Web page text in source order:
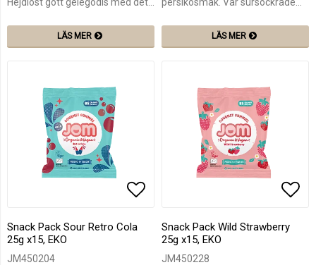
LÄS MER LÄS MER
Snack Pack Sour Retro Cola
25g x15, EKO
JM450204
Snack Pack Wild Strawberry
25g x15, EKO
JM450228